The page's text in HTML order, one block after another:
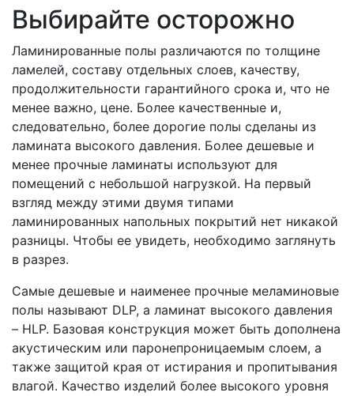
Выбирайте осторожно
Ламинированные полы различаются по толщине
ламелей, составу отдельных слоев, качеству,
продолжительности гарантийного срока и, что не
менее важно, цене. Более качественные и,
следовательно, более дорогие полы сделаны из
ламината высокого давления. Более дешевые и
менее прочные ламинаты используют для
помещений с небольшой нагрузкой. На первый
взгляд между этими двумя типами
ламинированных напольных покрытий нет никакой
разницы. Чтобы ее увидеть, необходимо заглянуть
в разрез.
Самые дешевые и наименее прочные меламиновые
полы называют DLP, а ламинат высокого давления
– HLP. Базовая конструкция может быть дополнена
акустическим или паронепроницаемым слоем, а
также защитой края от истирания и пропитывания
влагой. Качество изделий более высокого уровня